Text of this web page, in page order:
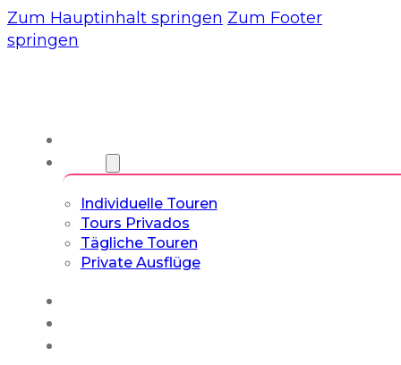
Zum Hauptinhalt springen Zum Footer
springen
Individuelle Touren
Tours Privados
Tägliche Touren
Private Ausflüge